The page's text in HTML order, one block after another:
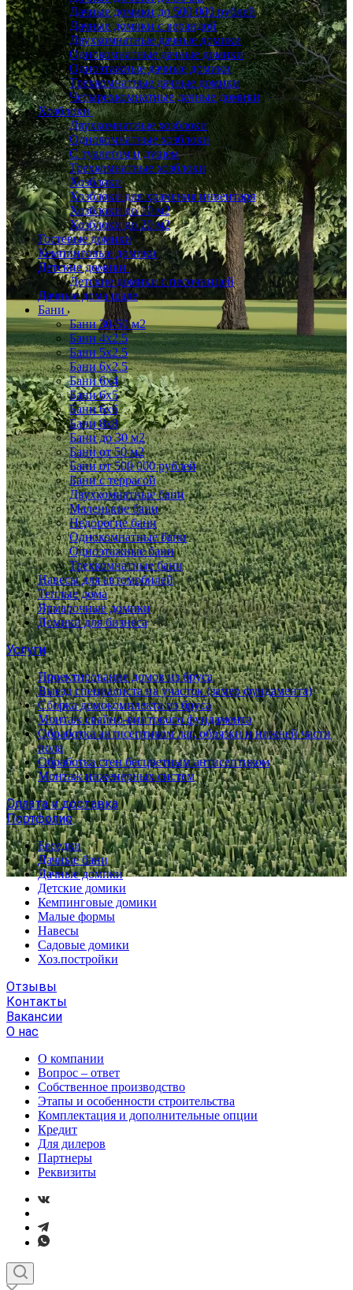
Дачные домики до 500 000 рублей
Дачные домики с верандой
Двухкомнатные дачные домики
Однокомнатные дачные домики
Одноэтажные дачные домики
Трехкомнатные дачные домики
Четырехкомнатные дачные домики
Хозблоки
Двухкомнатные хозблоки
Однокомнатные хозблоки
С туалетом и душем
Трехкомнатные хозблоки
Хозблоки
Хозблоки для хранения инвентаря
Хозблоки до 10 м2
Хозблоки до 20 м2
Гостевые домики
Кемпинговые домики
Детские домики
Детские домики с песочницей
Дачные дома шале
Бани
Бани 30-50 м2
Бани 4x2.5
Бани 5x2.5
Бани 6x2.5
Бани 6х4
Бани 6х5
Бани 6х6
Бани 8x8
Бани до 30 м2
Бани от 50 м2
Бани от 500 000 рублей
Бани с террасой
Двухкомнатные бани
Маленькие бани
Недорогие бани
Однокомнатные бани
Одноэтажные бани
Трехкомнатные бани
Навесы для автомобилей
Теплые дома
Ярмарочные домики
Домики для бизнеса
Услуги
Проектирование домов из бруса
Выезд специалиста на участок (замер фундамента)
Сборка домокомплекта из бруса
Монтаж свайно-винтового фундамента
Обработка антисептиком лаг, обвязки и нижней части
пола
Обработка стен бесцветным антисептиком
Монтаж инженерных систем
Оплата и доставка
Портфолио
Беседки
Дачные бани
Дачные домики
Детские домики
Кемпинговые домики
Малые формы
Навесы
Садовые домики
Хоз.постройки
Отзывы
Контакты
Вакансии
О нас
О компании
Вопрос – ответ
Собственное производство
Этапы и особенности строительства
Комплектация и дополнительные опции
Кредит
Для дилеров
Партнеры
Реквизиты